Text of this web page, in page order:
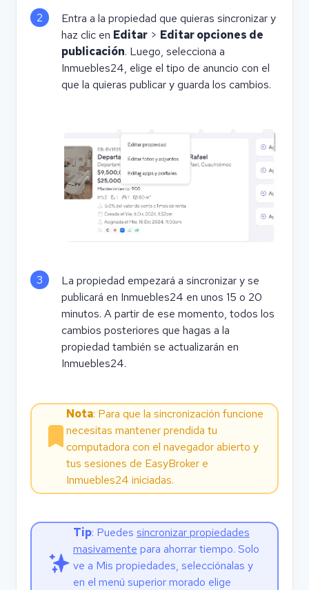
2
Entra a la propiedad que quieras sincronizar y
haz clic en Editar > Editar opciones de
publicación. Luego, selecciona a
Inmuebles24, elige el tipo de anuncio con el
que la quieras publicar y guarda los cambios.
3
La propiedad empezará a sincronizar y se
publicará en Inmuebles24 en unos 15 o 20
minutos. A partir de ese momento, todos los
cambios posteriores que hagas a la
propiedad también se actualizarán en
Inmuebles24.
Nota: Para que la sincronización funcione
necesitas mantener prendida tu
computadora con el navegador abierto y
tus sesiones de EasyBroker e
Inmuebles24 iniciadas.
Tip: Puedes sincronizar propiedades
masivamente para ahorrar tiempo. Solo
ve a Mis propiedades, selecciónalas y
en el menú superior morado elige